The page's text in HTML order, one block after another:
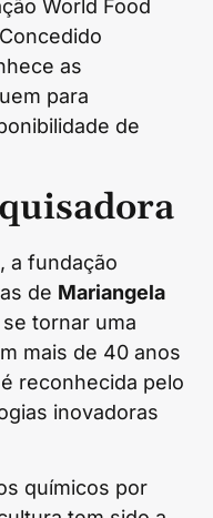
World Food
as
para
de
a fundação
de Mariangela
tornar uma
mais de 40 anos
reconhecida pelo
inovadoras
químicos por